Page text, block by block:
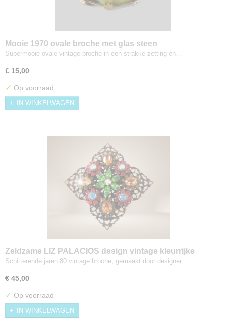
Mooie 1970 ovale broche met glas steen
Supermooie ovale vintage broche in een strakke zetting en…
€ 15,00
✓ Op voorraad
IN WINKELWAGEN
Zeldzame LIZ PALACIOS design vintage kleurrijke
Swarovski kristal broche
Schitterende jaren 80 vintage broche, gemaakt door designer…
€ 45,00
✓ Op voorraad
IN WINKELWAGEN